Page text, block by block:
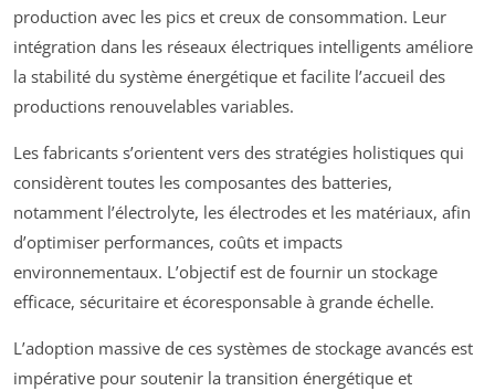
production avec les pics et creux de consommation. Leur
intégration dans les réseaux électriques intelligents améliore
la stabilité du système énergétique et facilite l’accueil des
productions renouvelables variables.
Les fabricants s’orientent vers des stratégies holistiques qui
considèrent toutes les composantes des batteries,
notamment l’électrolyte, les électrodes et les matériaux, afin
d’optimiser performances, coûts et impacts
environnementaux. L’objectif est de fournir un stockage
efficace, sécuritaire et écoresponsable à grande échelle.
L’adoption massive de ces systèmes de stockage avancés est
impérative pour soutenir la transition énergétique et